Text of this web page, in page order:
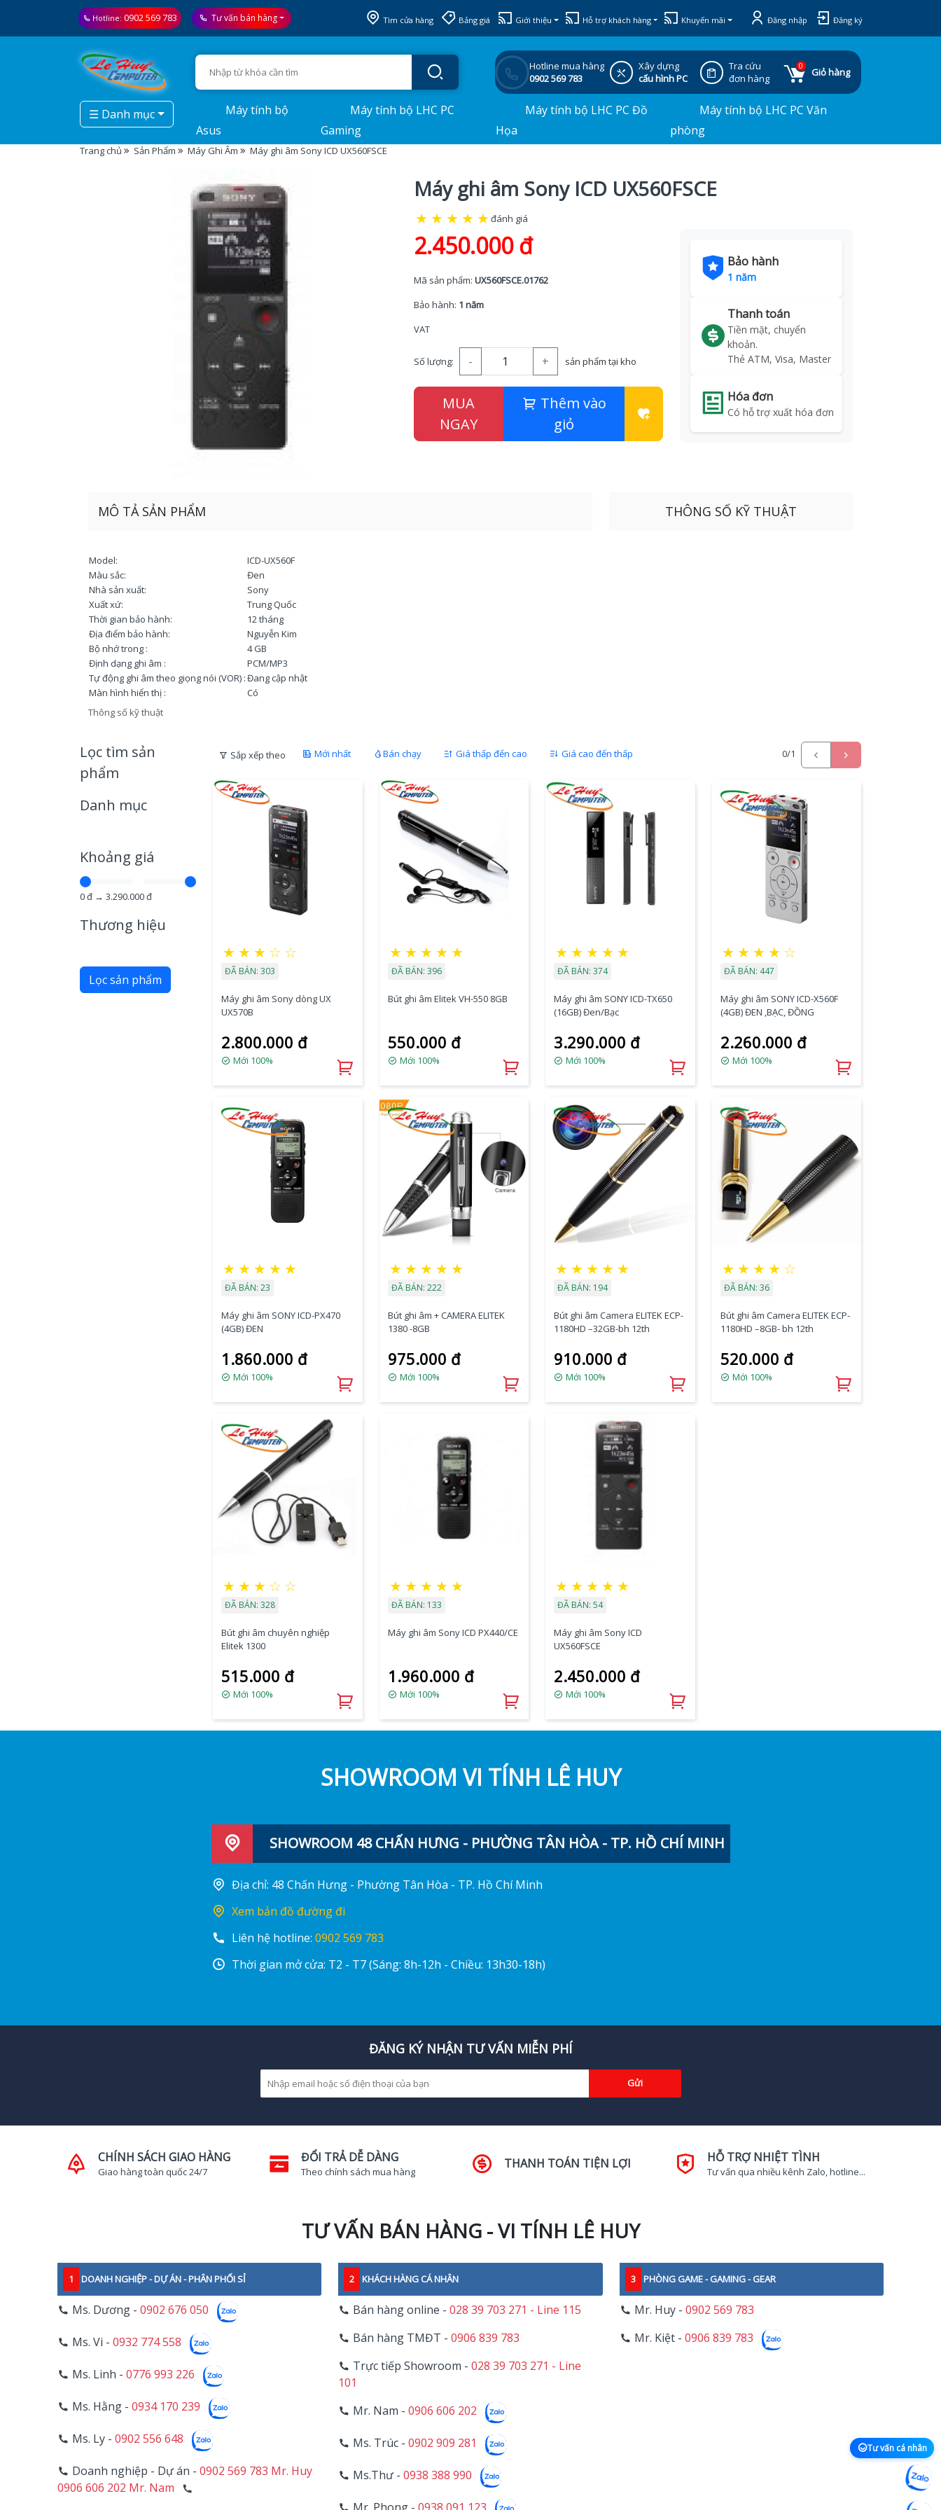
Hotline: 0902 569 783 Tư vấn bán hàng Tìm cửa hàng Bảng giá Giới thiệu Hỗ trợ khách hàng Khuyến mãi Đăng nhập Đăng ký
Hotline mua hàng
0902 569 783
Xây dựng
cấu hình PC
Tra cứu
đơn hàng
0
Giỏ hàng
☰ Danh mục
Máy tính bộ
Asus
Máy tính bộ LHC PC
Gaming
Máy tính bộ LHC PC Đồ
Họa
Máy tính bộ LHC PC Văn
phòng
Trang chủ Sản Phẩm Máy Ghi Âm Máy ghi âm Sony ICD UX560FSCE
Máy ghi âm Sony ICD UX560FSCE
★ ★ ★ ★ ★đánh giá
2.450.000 đ
Mã sản phẩm: UX560FSCE.01762
Bảo hành: 1 năm
VAT
Số lượng: - + sản phẩm tại kho
MUA
NGAY
Thêm vào
giỏ
Bảo hành
1 năm
Thanh toán
Tiền mặt, chuyển
khoản.
Thẻ ATM, Visa, Master
Hóa đơn
Có hỗ trợ xuất hóa đơn
MÔ TẢ SẢN PHẨM
Thông số kỹ thuật
Model:
ICD-UX560F
Màu sắc:
Đen
Nhà sản xuất:
Sony
Xuất xứ:
Trung Quốc
Thời gian bảo hành:
12 tháng
Địa điểm bảo hành:
Nguyễn Kim
Bộ nhớ trong :
4 GB
Định dạng ghi âm :
PCM/MP3
Tự động ghi âm theo giọng nói (VOR) :Đang cập nhật
Màn hình hiển thị :
Có
THÔNG SỐ KỸ THUẬT
Lọc tìm sản
phẩm
Danh mục
Khoảng giá
0đ → 3.290.000đ
Thương hiệu
Lọc sản phẩm
Sắp xếp theo Mới nhất Bán chạy Giá thấp đến cao Giá cao đến thấp 0/1
★ ★ ★ ☆ ☆
ĐÃ BÁN: 303
Máy ghi âm Sony dòng UX
UX570B
2.800.000 đ
Mới 100%
★ ★ ★ ★ ★
ĐÃ BÁN: 396
Bút ghi âm Elitek VH-550 8GB
550.000 đ
Mới 100%
★ ★ ★ ★ ★
ĐÃ BÁN: 374
Máy ghi âm SONY ICD-TX650
(16GB) Đen/Bạc
3.290.000 đ
Mới 100%
★ ★ ★ ★ ☆
ĐÃ BÁN: 447
Máy ghi âm SONY ICD-X560F
(4GB) ĐEN ,BẠC, ĐỒNG
2.260.000 đ
Mới 100%
★ ★ ★ ★ ★
ĐÃ BÁN: 23
Máy ghi âm SONY ICD-PX470
(4GB) ĐEN
1.860.000 đ
Mới 100%
★ ★ ★ ★ ★
ĐÃ BÁN: 222
Bút ghi âm + CAMERA ELITEK
1380 -8GB
975.000 đ
Mới 100%
★ ★ ★ ★ ★
ĐÃ BÁN: 194
Bút ghi âm Camera ELITEK ECP-
1180HD –32GB-bh 12th
910.000 đ
Mới 100%
★ ★ ★ ★ ☆
ĐÃ BÁN: 36
Bút ghi âm Camera ELITEK ECP-
1180HD –8GB- bh 12th
520.000 đ
Mới 100%
★ ★ ★ ☆ ☆
ĐÃ BÁN: 328
Bút ghi âm chuyên nghiệp
Elitek 1300
515.000 đ
Mới 100%
★ ★ ★ ★ ★
ĐÃ BÁN: 133
Máy ghi âm Sony ICD PX440/CE
1.960.000 đ
Mới 100%
★ ★ ★ ★ ★
ĐÃ BÁN: 54
Máy ghi âm Sony ICD
UX560FSCE
2.450.000 đ
Mới 100%
SHOWROOM VI TÍNH LÊ HUY
SHOWROOM 48 CHẤN HƯNG - PHƯỜNG TÂN HÒA - TP. HỒ CHÍ MINH
Địa chỉ: 48 Chấn Hưng - Phường Tân Hòa - TP. Hồ Chí Minh
Xem bản đồ đường đi
Liên hệ hotline: 0902 569 783
Thời gian mở cửa: T2 - T7 (Sáng: 8h-12h - Chiều: 13h30-18h)
ĐĂNG KÝ NHẬN TƯ VẤN MIỄN PHÍ
Gửi
CHÍNH SÁCH GIAO HÀNG
Giao hàng toàn quốc 24/7
ĐỔI TRẢ DỄ DÀNG
Theo chính sách mua hàng
THANH TOÁN TIỆN LỢI HỖ TRỢ NHIỆT TÌNH
Tư vấn qua nhiều kênh Zalo, hotline...
TƯ VẤN BÁN HÀNG - VI TÍNH LÊ HUY
1 DOANH NGHIỆP - DỰ ÁN - PHÂN PHỐI SỈ
Ms. Dương - 0902 676 050
Ms. Vi - 0932 774 558
Ms. Linh - 0776 993 226
Ms. Hằng - 0934 170 239
Ms. Ly - 0902 556 648
Doanh nghiệp - Dự án - 0902 569 783 Mr. Huy
0906 606 202 Mr. Nam
2 KHÁCH HÀNG CÁ NHÂN
Bán hàng online -028 39 703 271 - Line 115
Bán hàng TMĐT -0906 839 783
Trực tiếp Showroom -028 39 703 271 - Line
101
Mr. Nam -0906 606 202
Ms. Trúc -0902 909 281
Ms.Thư -0938 388 990
3 PHÒNG GAME - GAMING - GEAR
Mr. Huy - 0902 569 783
Mr. Kiệt - 0906 839 783
Tư vấn cá nhân